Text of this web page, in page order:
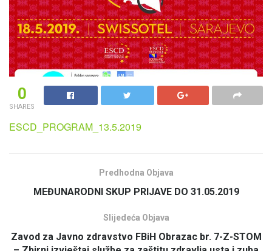
0
SHARES
ESCD_PROGRAM_13.5.2019
Predhodna Objava
MEĐUNARODNI SKUP PRIJAVE DO 31.05.2019
Slijedeća Objava
Zavod za Javno zdravstvo FBiH Obrazac br. 7-Z-STOM